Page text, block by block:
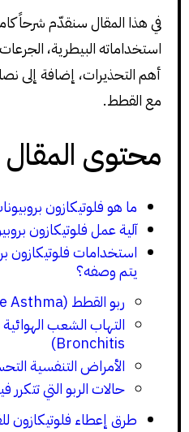
في هذا المقال سنقدّم شرحاً
استخداماته البيطرية، الجرعات
أهم التحذيرات، إضافة إلى
مع القطط.
محتوى المقال
ما هو فلوتيكازون
آلية عمل فلوتيكازون
استخدامات فلوتيكازون
يتم وصفه؟
ربو القطط (Feline Asthma)
Bronchitis)
الأمراض التنفسية
حالات الربو التي تتكرر
طرق إعطاء فلوتيكازون